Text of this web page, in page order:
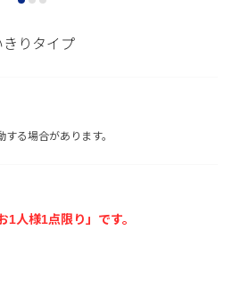
りタイプ
る場合があります。
1人様1点限り」です。